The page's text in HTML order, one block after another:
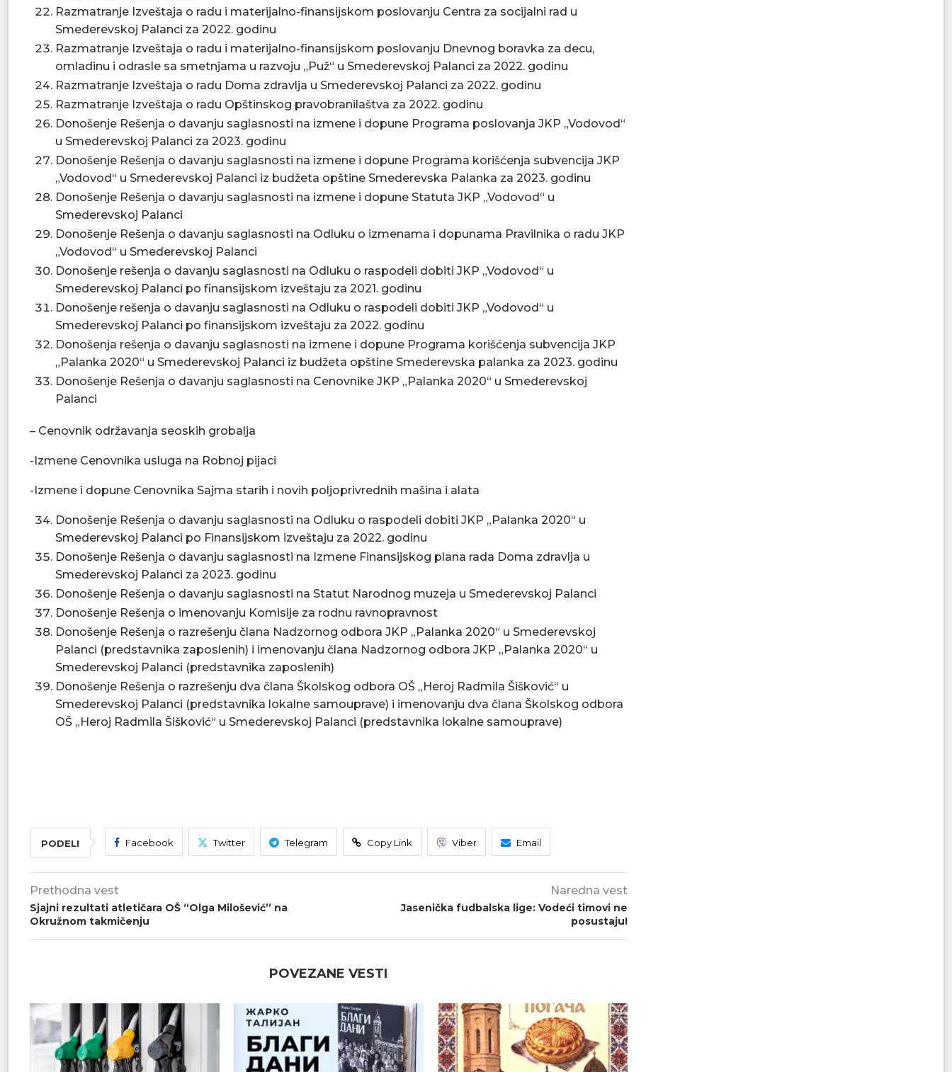
Razmatranje Izveštaja o radu i materijalno-finansijskom poslovanju Centra za socijalni rad u
Smederevskoj Palanci za 2022. godinu
Razmatranje Izveštaja o radu i materijalno-finansijskom poslovanju Dnevnog boravka za decu,
omladinu i odrasle sa smetnjama u razvoju „Puž“ u Smederevskoj Palanci za 2022. godinu
Razmatranje Izveštaja o radu Doma zdravlja u Smederevskoj Palanci za 2022. godinu
Razmatranje Izveštaja o radu Opštinskog pravobranilaštva za 2022. godinu
Donošenje Rešenja o davanju saglasnosti na izmene i dopune Programa poslovanja JKP „Vodovod“
u Smederevskoj Palanci za 2023. godinu
Donošenje Rešenja o davanju saglasnosti na izmene i dopune Programa korišćenja subvencija JKP
„Vodovod“ u Smederevskoj Palanci iz budžeta opštine Smederevska Palanka za 2023. godinu
Donošenje Rešenja o davanju saglasnosti na izmene i dopune Statuta JKP „Vodovod“ u
Smederevskoj Palanci
Donošenje Rešenja o davanju saglasnosti na Odluku o izmenama i dopunama Pravilnika o radu JKP
„Vodovod“ u Smederevskoj Palanci
Donošenje rešenja o davanju saglasnosti na Odluku o raspodeli dobiti JKP „Vodovod“ u
Smederevskoj Palanci po finansijskom izveštaju za 2021. godinu
Donošenje rešenja o davanju saglasnosti na Odluku o raspodeli dobiti JKP „Vodovod“ u
Smederevskoj Palanci po finansijskom izveštaju za 2022. godinu
Donošenja rešenja o davanju saglasnosti na izmene i dopune Programa korišćenja subvencija JKP
„Palanka 2020“ u Smederevskoj Palanci iz budžeta opštine Smederevska palanka za 2023. godinu
Donošenje Rešenja o davanju saglasnosti na Cenovnike JKP „Palanka 2020“ u Smederevskoj
Palanci
– Cenovnik održavanja seoskih grobalja
-Izmene Cenovnika usluga na Robnoj pijaci
-Izmene i dopune Cenovnika Sajma starih i novih poljoprivrednih mašina i alata
Donošenje Rešenja o davanju saglasnosti na Odluku o raspodeli dobiti JKP „Palanka 2020“ u
Smederevskoj Palanci po Finansijskom izveštaju za 2022. godinu
Donošenje Rešenja o davanju saglasnosti na Izmene Finansijskog plana rada Doma zdravlja u
Smederevskoj Palanci za 2023. godinu
Donošenje Rešenja o davanju saglasnosti na Statut Narodnog muzeja u Smederevskoj Palanci
Donošenje Rešenja o imenovanju Komisije za rodnu ravnopravnost
Donošenje Rešenja o razrešenju člana Nadzornog odbora JKP „Palanka 2020“ u Smederevskoj
Palanci (predstavnika zaposlenih) i imenovanju člana Nadzornog odbora JKP „Palanka 2020“ u
Smederevskoj Palanci (predstavnika zaposlenih)
Donošenje Rešenja o razrešenju dva člana Školskog odbora OŠ „Heroj Radmila Šišković“ u
Smederevskoj Palanci (predstavnika lokalne samouprave) i imenovanju dva člana Školskog odbora
OŠ „Heroj Radmila Šišković“ u Smederevskoj Palanci (predstavnika lokalne samouprave)
PODELI Facebook Twitter Telegram Copy Link Viber Email
Prethodna vest
Sjajni rezultati atletičara OŠ “Olga Milošević” na
Okružnom takmičenju
Naredna vest
Jasenička fudbalska lige: Vodeći timovi ne
posustaju!
POVEZANE VESTI